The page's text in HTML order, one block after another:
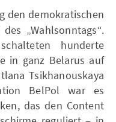
den demokratischen
„Wahlsonntags“.
hunderte
in ganz Belarus auf
Tsikhanouskaya
BelPol war es
das den Content